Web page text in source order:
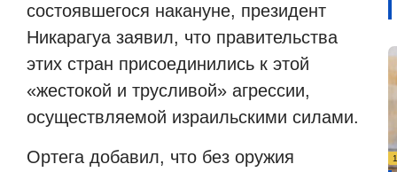
состоявшегося накануне, президент
Никарагуа заявил, что правительства
этих стран присоединились к этой
«жестокой и трусливой» агрессии,
осуществляемой израильскими силами.
Ортега добавил, что без оружия